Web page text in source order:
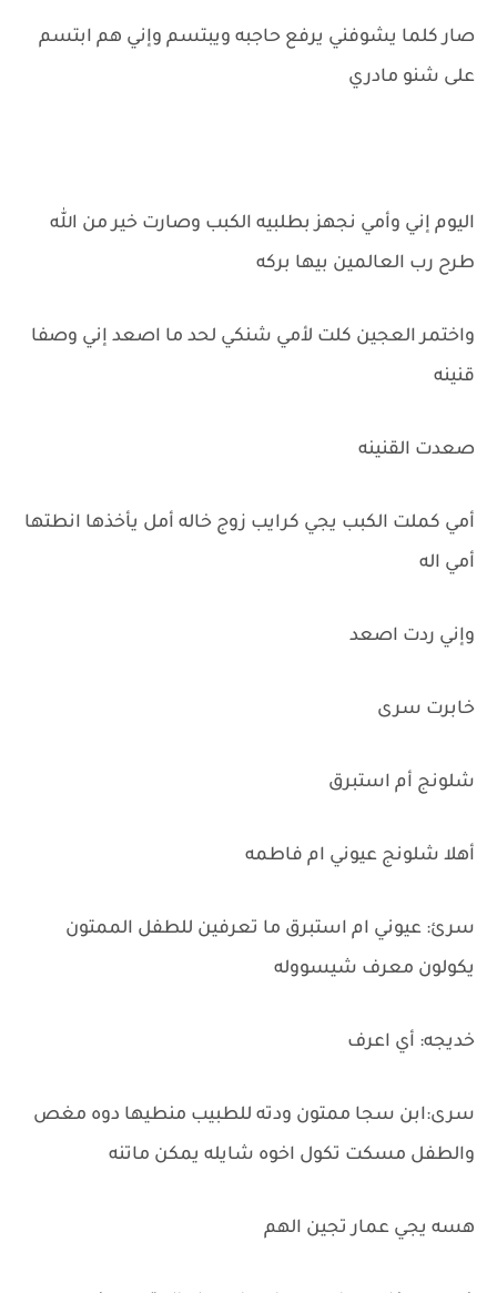
صار كلما يشوفني يرفع حاجبه ويبتسم وإني هم ابتسم
على شنو مادري
اليوم إني وأمي نجهز بطلبيه الكبب وصارت خير من الله
طرح رب العالمين بيها بركه
واختمر العجين كلت لأمي شنكي لحد ما اصعد إني وصفا
قنينه
صعدت القنينه
أمي كملت الكبب يجي كرايب زوج خاله أمل يأخذها انطتها
أمي اله
وإني ردت اصعد
خابرت سرى
شلونج أم استبرق
أهلا شلونج عيوني ام فاطمه
سرئ: عيوني ام استبرق ما تعرفين للطفل الممتون
يكولون معرف شيسووله
خديجه: أي اعرف
سرى:ابن سجا ممتون ودته للطبيب منطيها دوه مغص
والطفل مسكت تكول اخوه شايله يمكن ماتنه
هسه يجي عمار تجين الهم